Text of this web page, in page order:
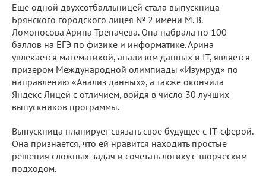
Еще одной двухсотбалльницей стала выпускница
Брянского городского лицея № 2 имени М. В.
Ломоносова Арина Трепачева. Она набрала по 100
баллов на ЕГЭ по физике и информатике. Арина
увлекается математикой, анализом данных и IT, является
призером Международной олимпиады «Изумруд» по
направлению «Анализ данных», а также окончила
Яндекс Лицей с отличием, войдя в число 30 лучших
выпускников программы.
Выпускница планирует связать свое будущее с IT-сферой.
Она признается, что ей нравится находить простые
решения сложных задач и сочетать логику с творческим
подходом.